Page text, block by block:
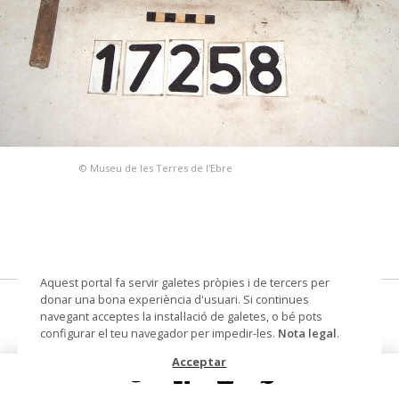
© Museu de les Terres de l'Ebre
estri de ferrer desconegut
Autoria Viscarro Vidal, Francisco (ferrer)
Aquest portal fa servir galetes pròpies i de tercers per
donar una bona experiència d'usuari. Si continues
navegant acceptes la instal·lació de galetes, o bé pots
configurar el teu navegador per impedir-les. Nota legal.
Acceptar